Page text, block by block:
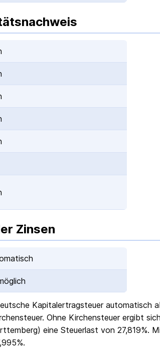
Zinsen
Kapital­ertrag­steuer automatisch
Ohne Kirchensteuer ergibt
eine Steuerlast von 27,819%.